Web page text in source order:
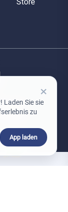
×
Laden Sie sie
zu
App laden